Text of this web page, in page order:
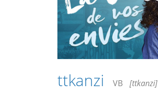
ttkanzi VB [ttkanzi]